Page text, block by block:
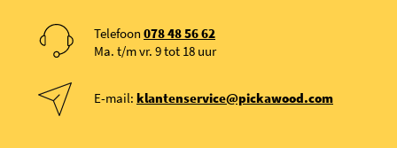
Telefoon 078 48 56 62
Ma. t/m vr. 9 tot 18 uur
E-mail: klantenservice@pickawood.com